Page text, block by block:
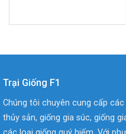
Trại Giống F1
Chúng tôi chuyên cung cấp
thủy sản, giống gia súc, giống